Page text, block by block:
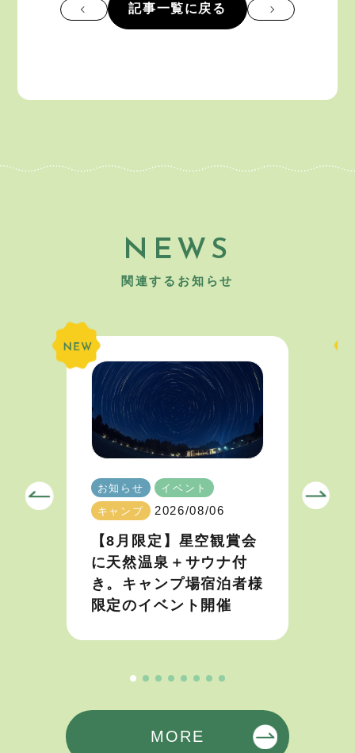
記事一覧に戻る
NEWS
関連するお知らせ
お知らせ
イベント
キャンプ
2026/08/06
【8月限定】星空観賞会
に天然温泉＋サウナ付
き。キャンプ場宿泊者様
限定のイベント開催
MORE